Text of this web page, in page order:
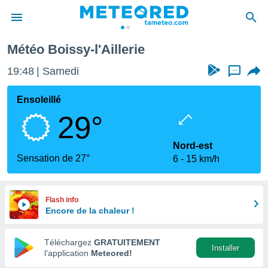
de
en
Météo Boissy-l'Aillerie
19:48 Samedi ...
Ensoleillé
29°
Sensation de 27°
Nord-est
6
15 km/h
Flash info
Encore de la chaleur !
Téléchargez GRATUITEMENT
l’application Meteored!
Installer